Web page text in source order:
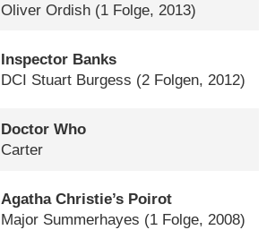
Oliver Ordish (1 Folge, 2013)
Inspector Banks
DCI Stuart Burgess (2 Folgen, 2012)
Doctor Who
Carter
Agatha Christie’s Poirot
Major Summerhayes (1 Folge, 2008)